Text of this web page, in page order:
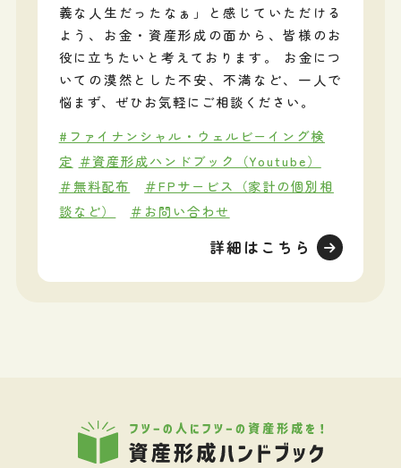
義な人生だったなぁ」と感じていただける
よう、お金・資産形成の面から、皆様のお
役に立ちたいと考えております。 お金につ
いての漠然とした不安、不満など、一人で
悩まず、ぜひお気軽にご相談ください。
#ファイナンシャル・ウェルビーイング検
定 ＃資産形成ハンドブック（Youtube）
＃無料配布
＃FPサービス（家計の個別相
談など）
＃お問い合わせ
詳細はこちら